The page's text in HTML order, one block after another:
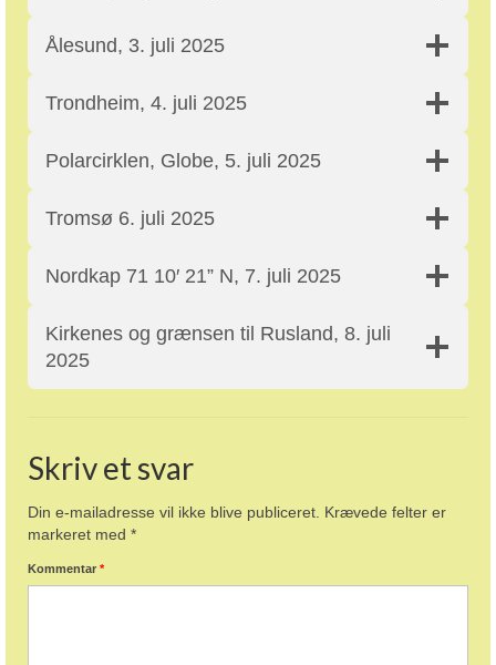
Ålesund, 3. juli 2025
Trondheim, 4. juli 2025
Polarcirklen, Globe, 5. juli 2025
Tromsø 6. juli 2025
Nordkap 71 10′ 21” N, 7. juli 2025
Kirkenes og grænsen til Rusland, 8. juli
2025
Skriv et svar
Din e-mailadresse vil ikke blive publiceret. Krævede felter er
markeret med *
Kommentar *